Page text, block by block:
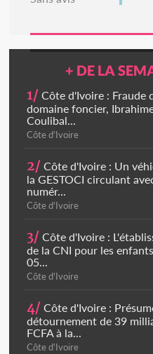
+ DE LA
1/ Côte d'Ivoire : Fraude
domaine foncier,
Coulibal...
Côte d'Ivoire
2/ Côte d'Ivoire : Un
la GESTOCI circulant
numér...
Côte d'Ivoire
3/ Côte d'Ivoire :
de la CNI pour les
05...
Côte d'Ivoire
4/ Côte d'Ivoire :
détournement de 39
FCFA à la...
Côte d'Ivoire